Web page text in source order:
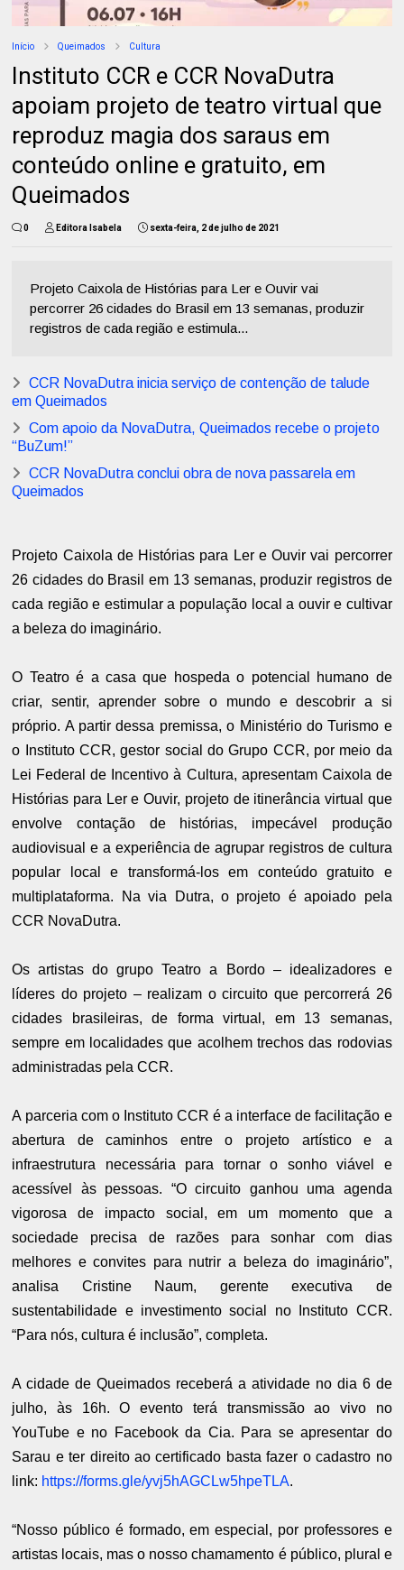
Início Queimados Cultura
Instituto CCR e CCR NovaDutra
apoiam projeto de teatro virtual que
reproduz magia dos saraus em
conteúdo online e gratuito, em
Queimados
0 Editora Isabela sexta-feira, 2 de julho de 2021
Projeto Caixola de Histórias para Ler e Ouvir vai
percorrer 26 cidades do Brasil em 13 semanas, produzir
registros de cada região e estimula...
CCR NovaDutra inicia serviço de contenção de talude
em Queimados
Com apoio da NovaDutra, Queimados recebe o projeto
“BuZum!”
CCR NovaDutra conclui obra de nova passarela em
Queimados
Projeto Caixola de Histórias para Ler e Ouvir vai percorrer
26 cidades do Brasil em 13 semanas, produzir registros de
cada região e estimular a população local a ouvir e cultivar
a beleza do imaginário.
O Teatro é a casa que hospeda o potencial humano de
criar, sentir, aprender sobre o mundo e descobrir a si
próprio. A partir dessa premissa, o Ministério do Turismo e
o Instituto CCR, gestor social do Grupo CCR, por meio da
Lei Federal de Incentivo à Cultura, apresentam Caixola de
Histórias para Ler e Ouvir, projeto de itinerância virtual que
envolve contação de histórias, impecável produção
audiovisual e a experiência de agrupar registros de cultura
popular local e transformá-los em conteúdo gratuito e
multiplataforma. Na via Dutra, o projeto é apoiado pela
CCR NovaDutra.
Os artistas do grupo Teatro a Bordo – idealizadores e
líderes do projeto – realizam o circuito que percorrerá 26
cidades brasileiras, de forma virtual, em 13 semanas,
sempre em localidades que acolhem trechos das rodovias
administradas pela CCR.
A parceria com o Instituto CCR é a interface de facilitação e
abertura de caminhos entre o projeto artístico e a
infraestrutura necessária para tornar o sonho viável e
acessível às pessoas. “O circuito ganhou uma agenda
vigorosa de impacto social, em um momento que a
sociedade precisa de razões para sonhar com dias
melhores e convites para nutrir a beleza do imaginário”,
analisa Cristine Naum, gerente executiva de
sustentabilidade e investimento social no Instituto CCR.
“Para nós, cultura é inclusão”, completa.
A cidade de Queimados receberá a atividade no dia 6 de
julho, às 16h. O evento terá transmissão ao vivo no
YouTube e no Facebook da Cia. Para se apresentar do
Sarau e ter direito ao certificado basta fazer o cadastro no
link: https://forms.gle/yvj5hAGCLw5hpeTLA.
“Nosso público é formado, em especial, por professores e
artistas locais, mas o nosso chamamento é público, plural e